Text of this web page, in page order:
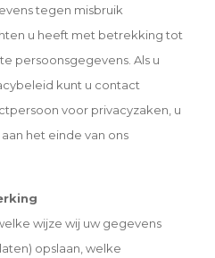
tegen misbruik
u heeft met betrekking tot
persoonsgegevens. Als u
kunt u contact
voor privacyzaken, u
het einde van ons
wijze wij uw gegevens
opslaan, welke